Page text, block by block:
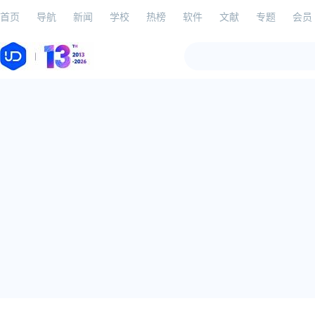
首页 导航 新闻 学校 热榜 软件 文献 专题 会员